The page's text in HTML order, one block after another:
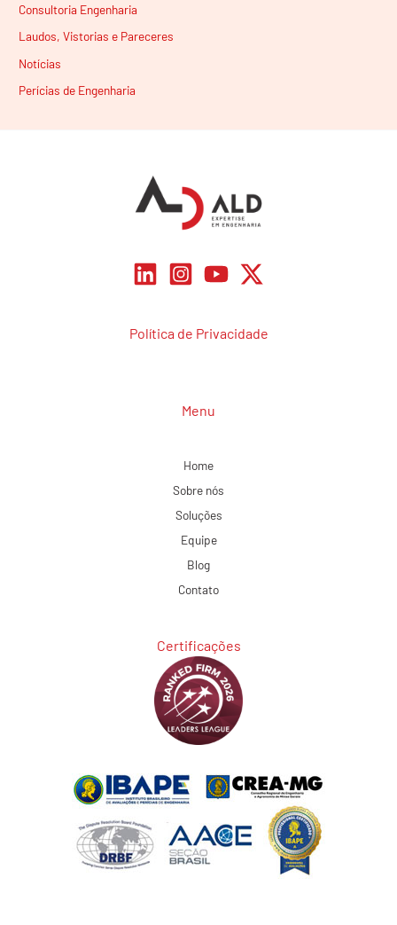
Consultoria Engenharia
Laudos, Vistorias e Pareceres
Notícias
Perícias de Engenharia
Política de Privacidade
Menu
Home
Sobre nós
Soluções
Equipe
Blog
Contato
Certificações